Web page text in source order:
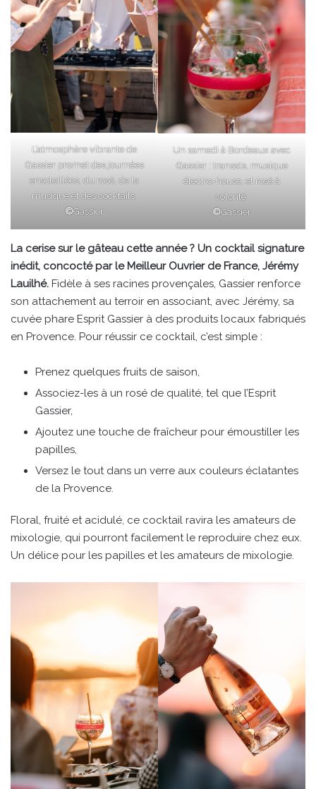
L’atmosphère vibrante de
Gassier promet des journées
ensoleillées, du rosé, de la
musique et des cocktails.
©Gassier
Un samedi à Bordeaux avec
Gassier : transats, musique
électro-house, et rosé à
volonté.
©Gassier
La cerise sur le gâteau cette année ? Un cocktail signature
inédit, concocté par le Meilleur Ouvrier de France, Jérémy
Lauilhé. Fidèle à ses racines provençales, Gassier renforce
son attachement au terroir en associant, avec Jérémy, sa
cuvée phare Esprit Gassier à des produits locaux fabriqués
en Provence. Pour réussir ce cocktail, c’est simple :
Prenez quelques fruits de saison,
Associez-les à un rosé de qualité, tel que l’Esprit
Gassier,
Ajoutez une touche de fraîcheur pour émoustiller les
papilles,
Versez le tout dans un verre aux couleurs éclatantes
de la Provence.
Floral, fruité et acidulé, ce cocktail ravira les amateurs de
mixologie, qui pourront facilement le reproduire chez eux.
Un délice pour les papilles et les amateurs de mixologie.